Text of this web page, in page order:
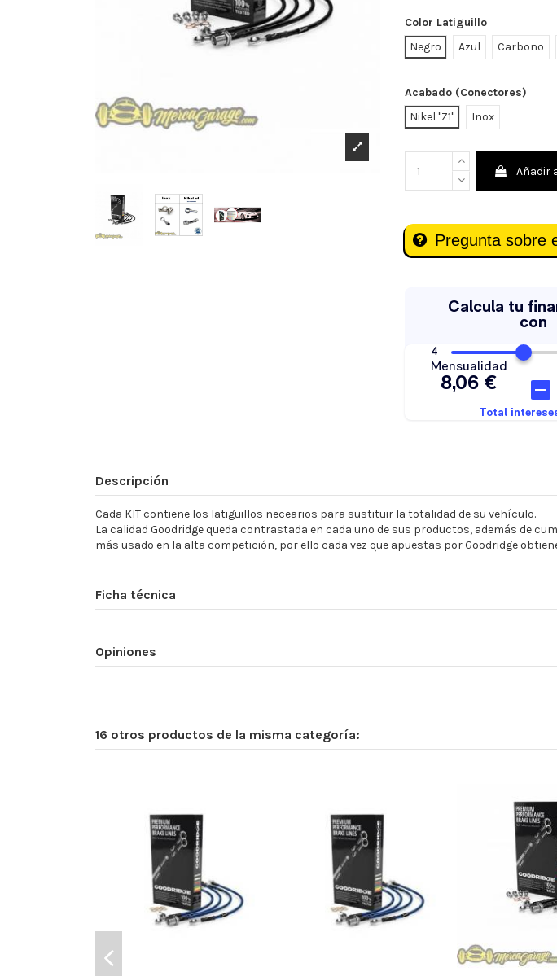
Color Latiguillo
Negro
Azul Carbono
Acabado (Conectores)
Nikel "Z1"
Inox
Añadir
Pregunta sobre
Descripción
Cada KIT contiene los latiguillos necearios para sustituir la totalidad de su vehículo.
La calidad Goodridge queda contrastada en cada uno de sus productos, además de
más usado en la alta competición, por ello cada vez que apuestas por Goodridge
Ficha técnica
Opiniones
16 otros productos de la misma categoría: